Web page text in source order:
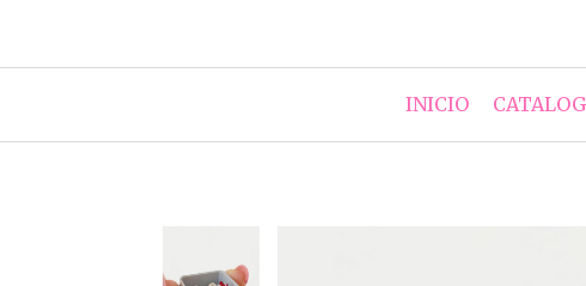
INICIO